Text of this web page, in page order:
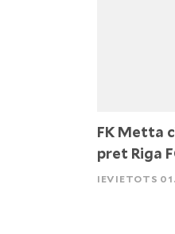
FK Metta
pret Riga
IEVIETOTS